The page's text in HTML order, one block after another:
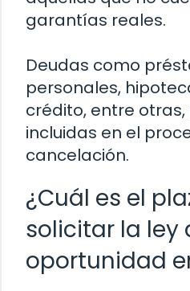
garantías reales.
Deudas como
personales,
crédito, entre
incluidas en el
cancelación.
¿Cuál es el
solicitar la ley
oportunidad